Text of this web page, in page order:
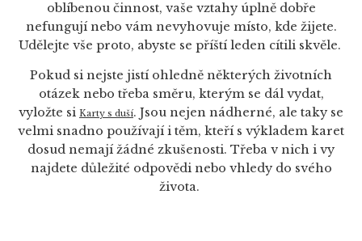
oblíbenou činnost, vaše vztahy úplně dobře
nefungují nebo vám nevyhovuje místo, kde žijete.
Udělejte vše proto, abyste se příští leden cítili skvěle.
Pokud si nejste jistí ohledně některých životních
otázek nebo třeba směru, kterým se dál vydat,
vyložte si Karty s duší. Jsou nejen nádherné, ale taky se
velmi snadno používají i těm, kteří s výkladem karet
dosud nemají žádné zkušenosti. Třeba v nich i vy
najdete důležité odpovědi nebo vhledy do svého
života.